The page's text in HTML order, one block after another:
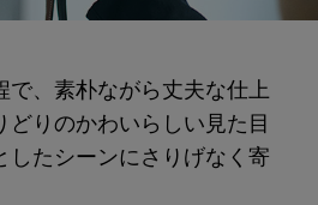
で、素朴ながら丈夫な仕上
どりのかわいらしい見た目
したシーンにさりげなく寄